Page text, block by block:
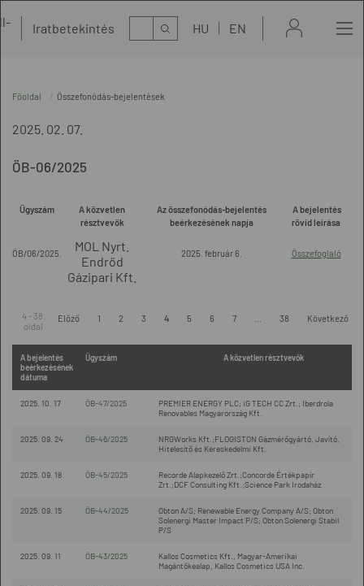
Iratbetekintés Kereső HU EN
Főoldal Összefonódás-bejelentések
2025. 02. 07.
ÖB-06/2025
Ügyszám
A közvetlen
résztvevők
Az összefonódás-bejelentés
beérkezésének napja
A bejelentés
rövid leírása
ÖB/06/2025.
MOL Nyrt.
Endrőd
Gázipari Kft.
2025. február 6. Összefoglaló
4 - 38.
oldal
Előző 1 2 3 4 5 6 7 38 Következő
A bejelentés
beérkezésének
dátuma
Ügyszám A közvetlen résztvevők
2025. 10. 17 ÖB-47/2025
PREMIER ENERGY PLC; iG TECH CC Zrt.; Iberdrola
Renovables Magyarország Kft.
2025. 09. 24 ÖB-46/2025
NRGWorks Kft.;FLOGISTON Gázmérőgyártó, Javító,
Hitelesítő és Kereskedelmi Kft.
2025. 09. 18 ÖB-45/2025
Recorde Alapkezelő Zrt.;Concorde Értékpapír
Zrt.;DCF Consulting Kft.;Science Park Irodaház
2025. 09. 15 ÖB-44/2025
Obton A/S; Renewable Energy Company A/S; Obton
Solenergi Master Impact P/S; Obton Solenergi Stabil
P/S
2025. 09. 11 ÖB-43/2025
Kallos Cosmetics Kft., Magyar-Amerikai
Magántőkealap, Kallos Cosmetics USA Inc.